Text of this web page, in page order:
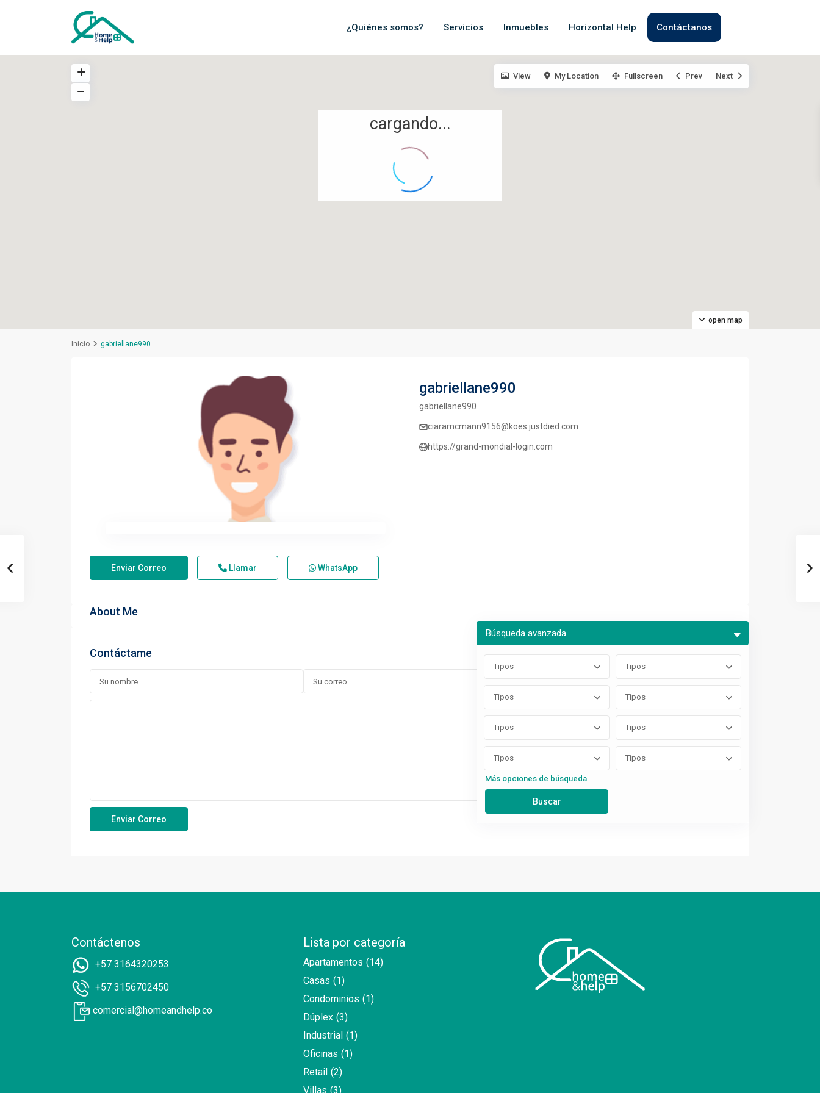
¿Quiénes somos? Servicios Inmuebles Horizontal Help Contáctanos
cargando...
open map
View My Location Fullscreen Prev Next
Búsqueda avanzada
Tipos Tipos
Tipos Tipos
Tipos Tipos
Tipos Tipos
Más opciones de búsqueda
Inicio gabriellane990
gabriellane990
gabriellane990
ciaramcmann9156@koes.justdied.com
https://grand-mondial-login.com
Enviar Correo Llamar WhatsApp
About Me
Contáctame
Contáctenos
+57 3164320253
+57 3156702450
comercial@homeandhelp.co
Lista por categoría
Apartamentos (14)
Casas (1)
Condominios (1)
Dúplex (3)
Industrial (1)
Oficinas (1)
Retail (2)
Villas (3)